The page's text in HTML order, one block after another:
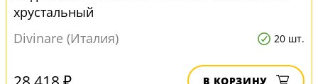
хрустальный
Divinare (Италия)
20 шт.
В КОРЗИНУ